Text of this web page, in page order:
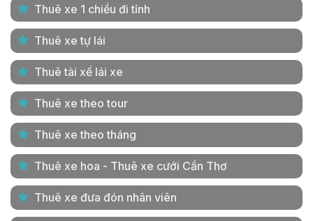
Thuê xe 1 chiều đi tỉnh
Thuê xe tự lái
Thuê tài xế lái xe
Thuê xe theo tour
Thuê xe theo tháng
Thuê xe hoa - Thuê xe cưới Cần Thơ
Thuê xe đưa đón nhân viên